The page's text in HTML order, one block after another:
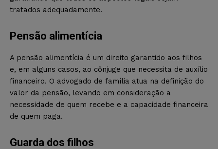
tratados adequadamente.
Pensão alimentícia
A pensão alimentícia é um direito garantido aos filhos
e, em alguns casos, ao cônjuge que necessita de auxílio
financeiro. O advogado de família atua na definição do
valor da pensão, levando em consideração a
necessidade de quem recebe e a capacidade financeira
de quem paga.
Guarda dos filhos